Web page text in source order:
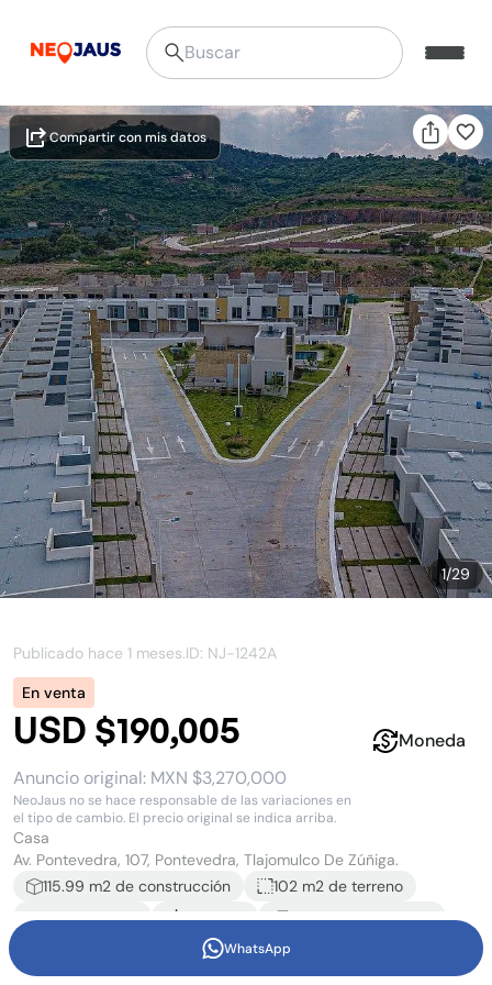
1/29
Compartir con mis datos
Publicado hace 1 meses.ID: NJ-1242A
En venta
USD $190,005
Anuncio original: MXN $3,270,000
NeoJaus no se hace responsable de las variaciones en
el tipo de cambio. El precio original se indica arriba.
Moneda
Casa
Av. Pontevedra, 107, Pontevedra, Tlajomulco De Zúñiga.
115.99 m2 de construcción 102 m2 de terreno
3recámaras 2baños 2estacionamientos
WhatsApp